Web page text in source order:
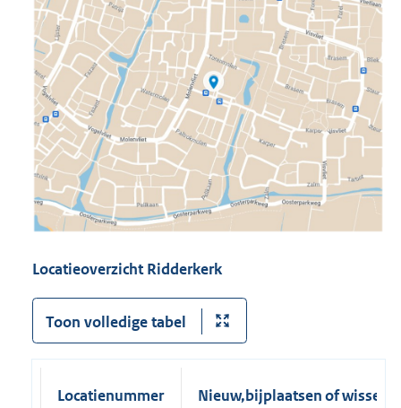
Locatieoverzicht Ridderkerk
Toon volledige tabel
Locatienummer Nieuw,bijplaatsen of wisselen